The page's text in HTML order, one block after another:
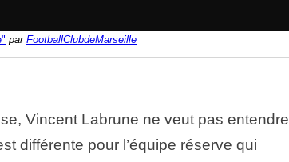
par FootballClubdeMarseille
Vincent Labrune ne veut pas entendre
différente pour l’équipe réserve qui